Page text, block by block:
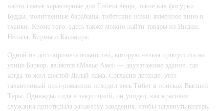
найти самые характерные для Тибета вещи, такие как фигурки
Будды, молитвенные барабаны, тибетские ножи, ячменное вино и
тханки. Кроме того, здесь также можно найти товары из Индии,
Непала, Бирмы и Кашмира.
Одной из достопримечательностей, которую нельзя пропустить на
улице Баркор, является «Макье Аме» — двухэтажное здание, где
когда-то жил шестой Далай-лама. Согласно легенде, этот
талантливый поэт-романтик исходил весь Тибет в поисках Высшей
Тары. Однажды, сидя в закусочной, он увидел, как красивая
служанка приоткрыла занавеску заведения, чтобы заглянуть внутрь,